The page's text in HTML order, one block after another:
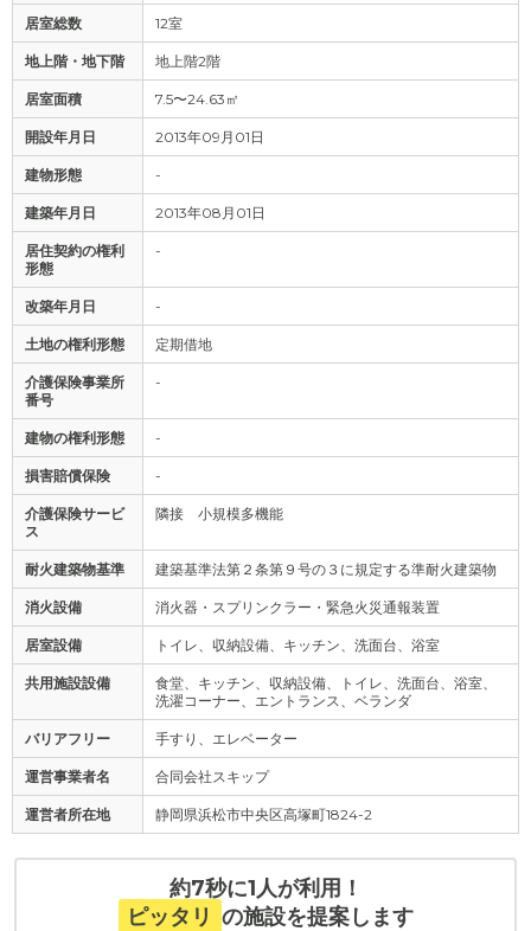
居室総数 12室
地上階・地下階 地上階2階
居室面積 7.5〜24.63㎡
開設年月日 2013年09月01日
建物形態 -
建築年月日 2013年08月01日
居住契約の権利
形態
-
改築年月日 -
土地の権利形態 定期借地
介護保険事業所
番号
-
建物の権利形態 -
損害賠償保険 -
介護保険サービ
ス
隣接 小規模多機能
耐火建築物基準 建築基準法第２条第９号の３に規定する準耐火建築物
消火設備 消火器・スプリンクラー・緊急火災通報装置
居室設備 トイレ、収納設備、キッチン、洗面台、浴室
共用施設設備
食堂、キッチン、収納設備、トイレ、洗面台、浴室、
洗濯コーナー、エントランス、ベランダ
バリアフリー 手すり、エレベーター
運営事業者名 合同会社スキップ
運営者所在地 静岡県浜松市中央区高塚町1824-2
約7秒に1人が利用！
ピッタリ の施設を提案します